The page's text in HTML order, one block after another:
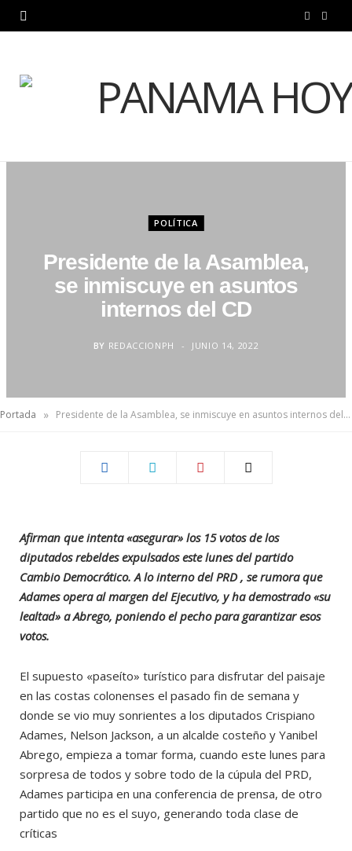
e w
POLÍTICA
Presidente de la Asamblea,
se inmiscuye en asuntos
internos del CD
BY REDACCIONPH JUNIO 14, 2022
Portada » Presidente de la Asamblea, se inmiscuye en asuntos internos del CD
Afirman que intenta «asegurar» los 15 votos de los
diputados rebeldes expulsados este lunes del partido
Cambio Democrático. A lo interno del PRD , se rumora que
Adames opera al margen del Ejecutivo, y ha demostrado «su
lealtad» a Abrego, poniendo el pecho para garantizar esos
votos.
El supuesto «paseíto» turístico para disfrutar del paisaje
en las costas colonenses el pasado fin de semana y
donde se vio muy sonrientes a los diputados Crispiano
Adames, Nelson Jackson, a un alcalde costeño y Yanibel
Abrego, empieza a tomar forma, cuando este lunes para
sorpresa de todos y sobre todo de la cúpula del PRD,
Adames participa en una conferencia de prensa, de otro
partido que no es el suyo, generando toda clase de
críticas